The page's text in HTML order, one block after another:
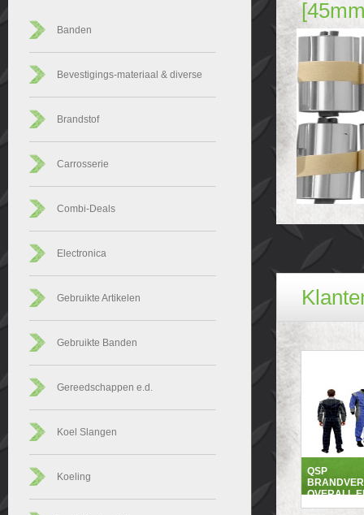
Banden
Bevestigings-materiaal & diverse
Brandstof
Carrosserie
Combi-Deals
Electronica
Gebruikte Artikelen
Gebruikte Banden
Gereedschappen e.d.
Koel Slangen
Koeling
QSP
OVERALL